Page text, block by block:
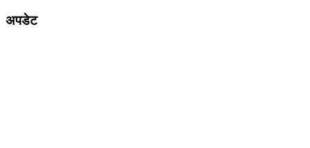
अपडेट